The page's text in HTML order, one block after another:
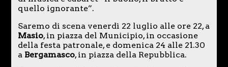
quello ignorante”.
Saremo di scena venerdì 22 luglio alle ore 22, a
Masio, in piazza del Municipio, in occasione
della festa patronale, e domenica 24 alle 21.30
a Bergamasco, in piazza della Repubblica.